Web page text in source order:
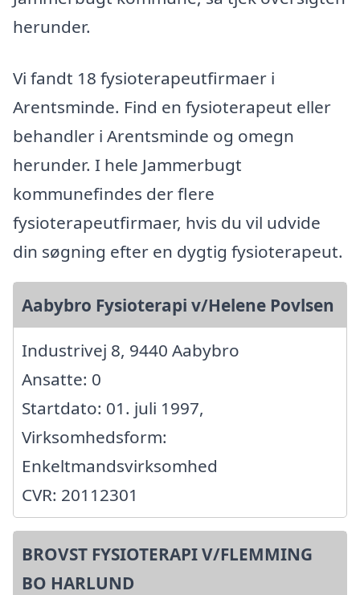
herunder.
Vi fandt 18 fysioterapeutfirmaer i
Arentsminde. Find en fysioterapeut eller
behandler i Arentsminde og omegn
herunder. I hele Jammerbugt
kommunefindes der flere
fysioterapeutfirmaer, hvis du vil udvide
din søgning efter en dygtig fysioterapeut.
Aabybro Fysioterapi v/Helene Povlsen
Industrivej 8, 9440 Aabybro
Ansatte: 0
Startdato: 01. juli 1997,
Virksomhedsform:
Enkeltmandsvirksomhed
CVR: 20112301
BROVST FYSIOTERAPI V/FLEMMING
BO HARLUND